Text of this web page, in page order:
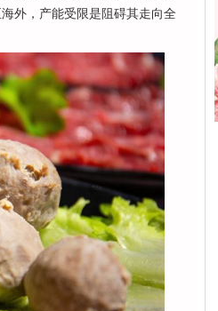
外，产能受限是阻碍其走向全